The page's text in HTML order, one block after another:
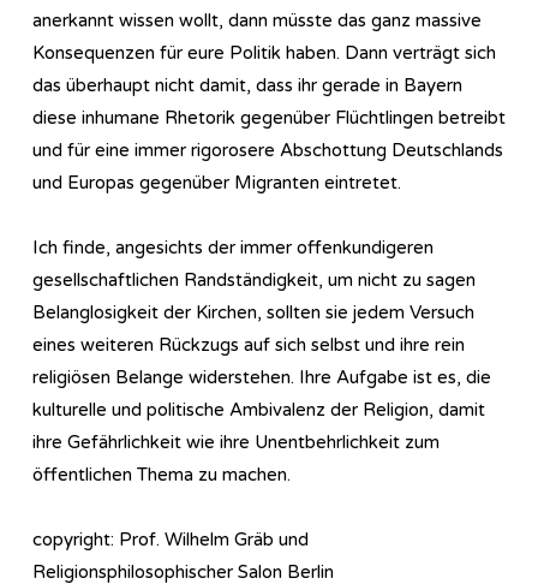
anerkannt wissen wollt, dann müsste das ganz massive
Konsequenzen für eure Politik haben. Dann verträgt sich
das überhaupt nicht damit, dass ihr gerade in Bayern
diese inhumane Rhetorik gegenüber Flüchtlingen betreibt
und für eine immer rigorosere Abschottung Deutschlands
und Europas gegenüber Migranten eintretet.
Ich finde, angesichts der immer offenkundigeren
gesellschaftlichen Randständigkeit, um nicht zu sagen
Belanglosigkeit der Kirchen, sollten sie jedem Versuch
eines weiteren Rückzugs auf sich selbst und ihre rein
religiösen Belange widerstehen. Ihre Aufgabe ist es, die
kulturelle und politische Ambivalenz der Religion, damit
ihre Gefährlichkeit wie ihre Unentbehrlichkeit zum
öffentlichen Thema zu machen.
copyright: Prof. Wilhelm Gräb und
Religionsphilosophischer Salon Berlin